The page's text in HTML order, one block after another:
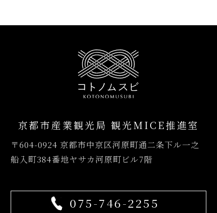
京都市産業観光局 観光MICE推進室
〒604-0924 京都市中京区河原町通二条下ル一之
船入町384番地ヤサカ河原町ビル7階
075-746-2255